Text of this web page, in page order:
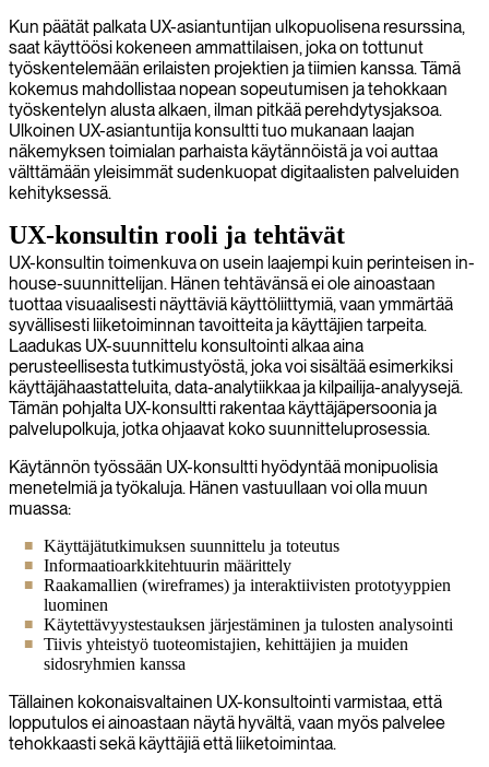
Kun päätät palkata UX-asiantuntijan ulkopuolisena resurssina,
saat käyttöösi kokeneen ammattilaisen, joka on tottunut
työskentelemään erilaisten projektien ja tiimien kanssa. Tämä
kokemus mahdollistaa nopean sopeutumisen ja tehokkaan
työskentelyn alusta alkaen, ilman pitkää perehdytysjaksoa.
Ulkoinen UX-asiantuntija konsultti tuo mukanaan laajan
näkemyksen toimialan parhaista käytännöistä ja voi auttaa
välttämään yleisimmät sudenkuopat digitaalisten palveluiden
kehityksessä.
UX-konsultin rooli ja tehtävät
UX-konsultin toimenkuva on usein laajempi kuin perinteisen in-
house-suunnittelijan. Hänen tehtävänsä ei ole ainoastaan
tuottaa visuaalisesti näyttäviä käyttöliittymiä, vaan ymmärtää
syvällisesti liiketoiminnan tavoitteita ja käyttäjien tarpeita.
Laadukas UX-suunnittelu konsultointi alkaa aina
perusteellisesta tutkimustyöstä, joka voi sisältää esimerkiksi
käyttäjähaastatteluita, data-analytiikkaa ja kilpailija-analyysejä.
Tämän pohjalta UX-konsultti rakentaa käyttäjäpersoonia ja
palvelupolkuja, jotka ohjaavat koko suunnitteluprosessia.
Käytännön työssään UX-konsultti hyödyntää monipuolisia
menetelmiä ja työkaluja. Hänen vastuullaan voi olla muun
muassa:
Käyttäjätutkimuksen suunnittelu ja toteutus
Informaatioarkkitehtuurin määrittely
Raakamallien (wireframes) ja interaktiivisten prototyyppien
luominen
Käytettävyystestauksen järjestäminen ja tulosten analysointi
Tiivis yhteistyö tuoteomistajien, kehittäjien ja muiden
sidosryhmien kanssa
Tällainen kokonaisvaltainen UX-konsultointi varmistaa, että
lopputulos ei ainoastaan näytä hyvältä, vaan myös palvelee
tehokkaasti sekä käyttäjiä että liiketoimintaa.